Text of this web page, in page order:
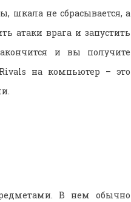
шкала не сбрасывается, а
атаки врага и запустить
и вы получите
на компьютер – это
В нем обычно